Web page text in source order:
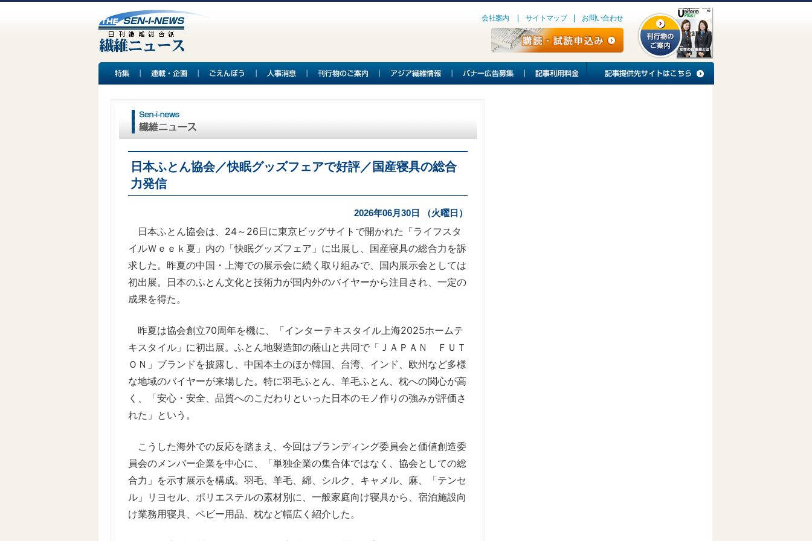
会社案内 サイトマップ お問い合わせ
日本ふとん協会／快眠グッズフェアで好評／国産寝具の総合
力発信
2026年06月30日 （火曜日）
日本ふとん協会は、24～26日に東京ビッグサイトで開かれた「ライフスタ
イルＷｅｅｋ夏」内の「快眠グッズフェア」に出展し、国産寝具の総合力を訴
求した。昨夏の中国・上海での展示会に続く取り組みで、国内展示会としては
初出展。日本のふとん文化と技術力が国内外のバイヤーから注目され、一定の
成果を得た。
昨夏は協会創立70周年を機に、「インターテキスタイル上海2025ホームテ
キスタイル」に初出展。ふとん地製造卸の蔭山と共同で「ＪＡＰＡＮ ＦＵＴ
ＯＮ」ブランドを披露し、中国本土のほか韓国、台湾、インド、欧州など多様
な地域のバイヤーが来場した。特に羽毛ふとん、羊毛ふとん、枕への関心が高
く、「安心・安全、品質へのこだわりといった日本のモノ作りの強みが評価さ
れた」という。
こうした海外での反応を踏まえ、今回はブランディング委員会と価値創造委
員会のメンバー企業を中心に、「単独企業の集合体ではなく、協会としての総
合力」を示す展示を構成。羽毛、羊毛、綿、シルク、キャメル、麻、「テンセ
ル」リヨセル、ポリエステルの素材別に、一般家庭向け寝具から、宿泊施設向
け業務用寝具、ベビー用品、枕など幅広く紹介した。